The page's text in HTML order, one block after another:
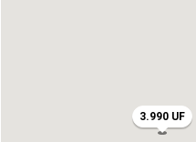
3.990 UF